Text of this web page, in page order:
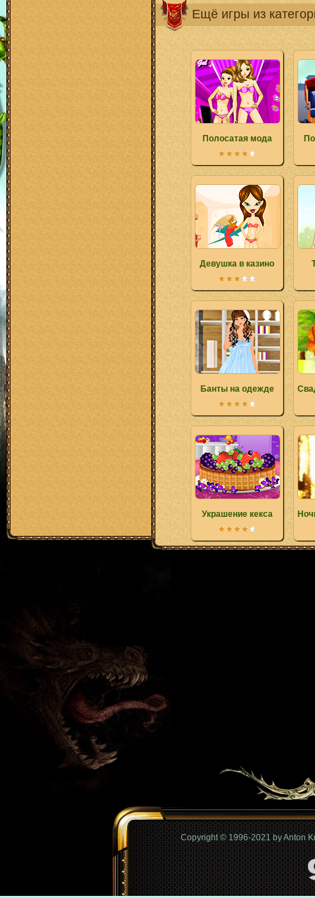
Ещё игры из
Полосатая мода
Девушка в казино
Банты на одежде
Украшение кекса
Copyright © 1996-2021 by Anton